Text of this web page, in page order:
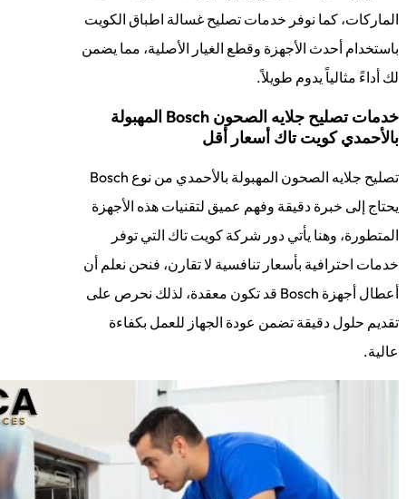
الماركات، كما نوفر خدمات تصليح غسالة اطباق الكويت
باستخدام أحدث الأجهزة وقطع الغيار الأصلية، مما يضمن
لك أداءً مثالياً يدوم طويلاً.
خدمات تصليح جلايه الصحون Bosch المهبولة
بالأحمدي كويت تاك أسعار أقل
تصليح جلايه الصحون المهبولة بالأحمدي من نوع Bosch
يحتاج إلى خبرة دقيقة وفهم عميق لتقنيات هذه الأجهزة
المتطورة، وهنا يأتي دور شركة كويت تاك التي توفر
خدمات احترافية بأسعار تنافسية لا تقارن، فنحن نعلم أن
أعطال أجهزة Bosch قد تكون معقدة، لذلك نحرص على
تقديم حلول دقيقة تضمن عودة الجهاز للعمل بكفاءة
عالية.